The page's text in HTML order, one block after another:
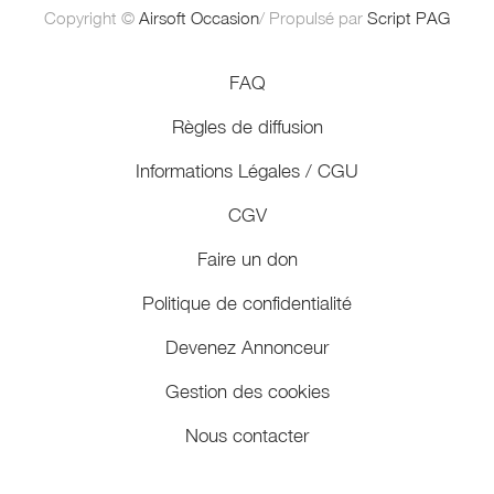
Copyright © Airsoft Occasion/ Propulsé par Script PAG
FAQ
Règles de diffusion
Informations Légales / CGU
CGV
Faire un don
Politique de confidentialité
Devenez Annonceur
Gestion des cookies
Nous contacter